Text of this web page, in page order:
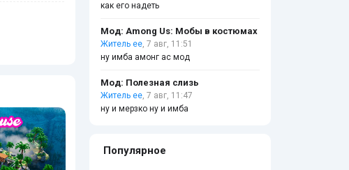
как его надеть
Мод: Among Us: Мобы в костюмах
Житель ее, 7 авг, 11:51
ну имба амонг ас мод
Мод: Полезная слизь
Житель ее, 7 авг, 11:47
ну и мерзко ну и имба
Популярное